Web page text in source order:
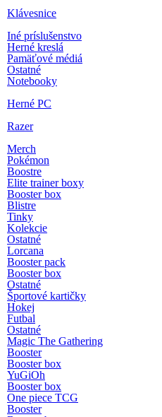
Klávesnice
Iné príslušenstvo
Herné kreslá
Pamäťové médiá
Ostatné
Notebooky
Herné PC
Razer
Merch
Pokémon
Boostre
Elite trainer boxy
Booster box
Blistre
Tinky
Kolekcie
Ostatné
Lorcana
Booster pack
Booster box
Ostatné
Športové kartičky
Hokej
Futbal
Ostatné
Magic The Gathering
Booster
Booster box
YuGiOh
Booster box
One piece TCG
Booster